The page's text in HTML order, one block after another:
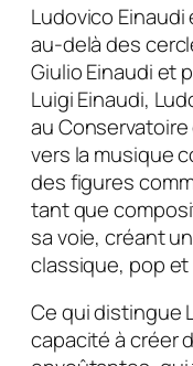
Ludovico
au-delà des
Giulio Einaudi et
Luigi Einaudi,
au
vers la musique
des figures
tant que
sa voie, créant
classique, pop
Ce qui distingue
capacité à créer